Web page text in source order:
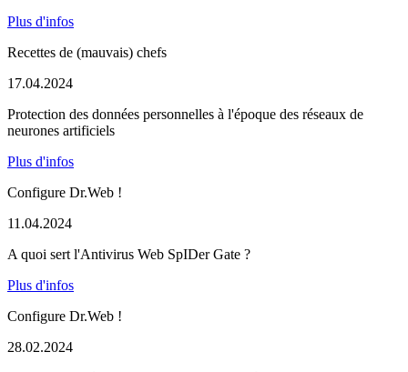
Plus d'infos
Recettes de (mauvais) chefs
17.04.2024
Protection des données personnelles à l'époque des réseaux de
neurones artificiels
Plus d'infos
Configure Dr.Web !
11.04.2024
A quoi sert l'Antivirus Web SpIDer Gate ?
Plus d'infos
Configure Dr.Web !
28.02.2024